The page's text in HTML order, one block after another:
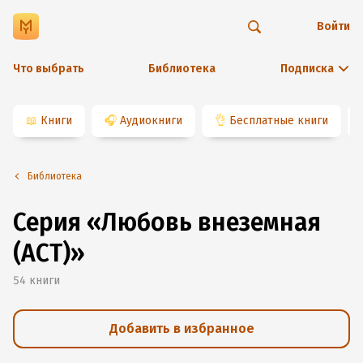
Что выбрать Библиотека Подписка
Войти
📖 Книги 🎧 Аудиокниги 👌 Бесплатные книги
Библиотека
Серия «Любовь внеземная
(АСТ)»
54 книги
Добавить в избранное